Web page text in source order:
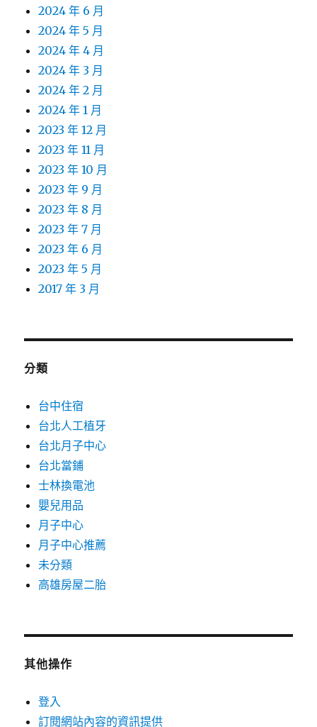
2024 年 6 月
2024 年 5 月
2024 年 4 月
2024 年 3 月
2024 年 2 月
2024 年 1 月
2023 年 12 月
2023 年 11 月
2023 年 10 月
2023 年 9 月
2023 年 8 月
2023 年 7 月
2023 年 6 月
2023 年 5 月
2017 年 3 月
分類
台中住宿
台北人工植牙
台北月子中心
台北當鋪
士林換電池
嬰兒用品
月子中心
月子中心推薦
未分類
高雄房屋二胎
其他操作
登入
訂閱網站內容的資訊提供